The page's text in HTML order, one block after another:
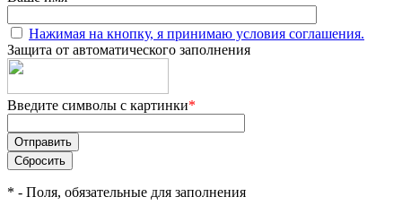
Нажимая на кнопку, я принимаю условия соглашения.
Защита от автоматического заполнения
Введите символы с картинки*
* - Поля, обязательные для заполнения